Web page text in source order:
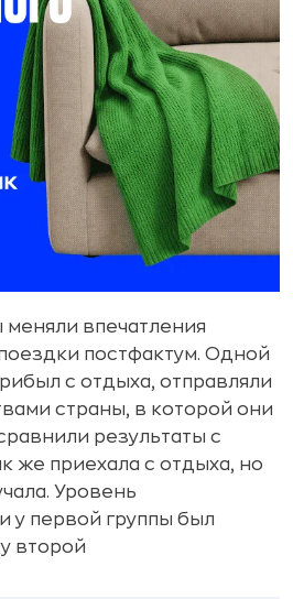
меняли впечатления
постфактум. Одной
с отдыха, отправляли
страны, в которой они
результаты с
же приехала с отдыха, но
Уровень
у первой группы был
второй